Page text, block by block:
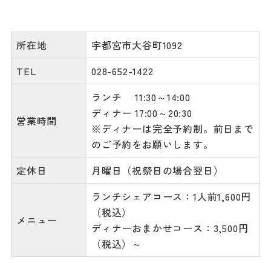
所在地
宇都宮市大谷町1092
TEL
028-652-1422
営業時間
ランチ 11:30～14:00
ディナー 17:00～20:30
※ディナーは完全予約制。前日まで
のご予約をお願いします。
定休日
月曜日（祝祭日の場合翌日）
メニュー
ランチシェアコース：1人前1,600円
（税込）
ディナーおまかせコース：3,500円
（税込）～